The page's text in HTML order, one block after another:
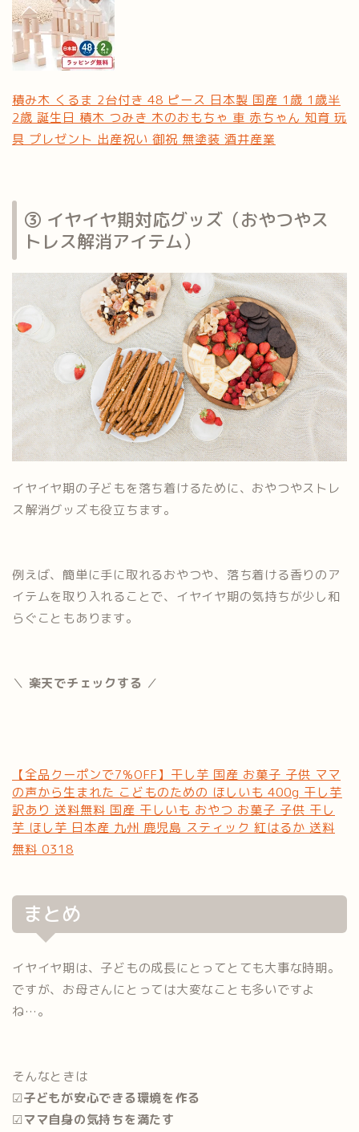
積み木 くるま 2台付き 48 ピース 日本製 国産 1歳 1歳半
2歳 誕生日 積木 つみき 木のおもちゃ 車 赤ちゃん 知育 玩
具 プレゼント 出産祝い 御祝 無塗装 酒井産業
③ イヤイヤ期対応グッズ（おやつやス
トレス解消アイテム）
イヤイヤ期の子どもを落ち着けるために、おやつやストレ
ス解消グッズも役立ちます。
例えば、簡単に手に取れるおやつや、落ち着ける香りのア
イテムを取り入れることで、イヤイヤ期の気持ちが少し和
らぐこともあります。
＼ 楽天でチェックする ／
【全品クーポンで7%OFF】干し芋 国産 お菓子 子供 ママ
の声から生まれた こどものための ほしいも 400g 干し芋
訳あり 送料無料 国産 干しいも おやつ お菓子 子供 干し
芋 ほし芋 日本産 九州 鹿児島 スティック 紅はるか 送料
無料 0318
まとめ
イヤイヤ期は、子どもの成長にとってとても大事な時期。
ですが、お母さんにとっては大変なことも多いですよ
ね…。
そんなときは
☑︎子どもが安心できる環境を作る
☑︎ママ自身の気持ちを満たす